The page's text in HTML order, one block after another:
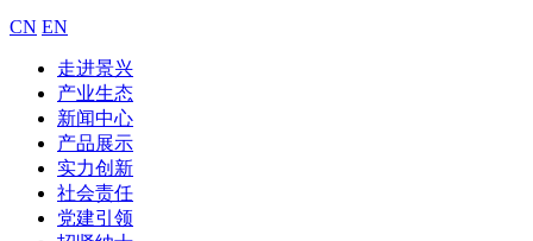
CN EN
走进景兴
产业生态
新闻中心
产品展示
实力创新
社会责任
党建引领